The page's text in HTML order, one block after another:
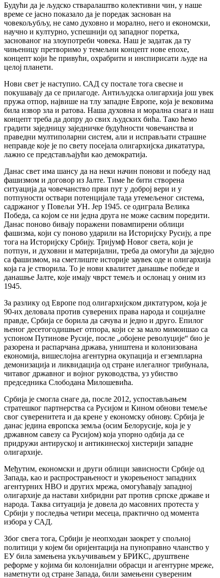
Будући да је људско стваралаштво колективни чин, у наше
време се јасно показало да је поредак заснован на
човекољубљу, не само духовно и морално, него и економски,
научно и културно, успешнији од западног поретка,
заснованог на злоупотреби човека. Наш је задатак да ту
чињеницу претворимо у темељни концепт нове епохе,
концепт који ће привући, охрабрити и инспирисати људе на
целој планети.
Нови свет је наступио. САД су постале тога свесне и
покушавају да се прилагоде. Антиљудска олигархија још увек
пружа отпор, највише на тлу западне Европе, која је вековима
била извор зла и ратова. Наша духовна и морална снага и наш
концепт треба да допру до свих људских бића. Тако ћемо
градити заједницу заједничке будућности човечанства и
праведни мултиполарни систем, али и исправљати страшне
неправде које је по свету посејала олигархијска дикататура,
лажно се представљајући као демократија.
Данас свет има шансу да на неки начин понови и победу над
фашизмом и договор из Јалте. Тиме ће бити створена
ситуација да човечанство први пут у доброј вери и у
потпуности оствари потенцијале тада утемељеног система,
садржаног у Повељи УН. Јер 1945. се одиграла Велика
Победа, са којом се ни једна друга не може сасвим поредити.
Данас поново бивају поражени повампирени облици
фашизма, који су поново ударили на Историјску Русију, а пре
тога на Историјску Србију. Тријумф Новог света, који је
потпун, и духовни и материјални, треба да омогући да заједно
са фашизмом, на сметлиште историје заувек оде и олигархија
која га је створила. То је нови квалитет данашње победе и
данашње Јалте, које имају чврст темељ и ослонац у оним из
1945.
За разлику од Европе под олигархијском диктатуром, која је
90-их деловала против суверених права народа и социјалне
правде, Србија се борила да сачува и једно и друго. Епилог
њеног десетогодишњег отпора, који се за мало мимоишао са
успоном Путинове Русије, после „обојене револуције“ био је
разорена и распарчана држава, уништена и колонизована
економија, вишеслојна агентурна окупација и егземпларна
демонизација и ликвидација од стране илегалног трибунала,
читавог државног и војног руководства, уз убиство
председника Слободана Милошевића.
Србија је смогла снаге да, после 2012, успостављањем
стратешког партнерства са Русијом и Кином обнови темеље
свог суверенитета и да крене у економску обнову. Србија је
данас једина европска земља (осим Белорусије, која је у
државном савезу са Русијом) која упорно одбија да се
придружи антируској и антикинеској хистерији западне
олигархије.
Међутим, економски и други облици зависности Србије од
Запада, као и распрострањеност и укорењеност западних
агентурних НВО и других мрежа, омогућавају западној
олигархије да настави хибридни рат против српске државе и
народа. Таква ситуација је довела до масовних протеста у
Србији у последња четири месеца, практично од момента
избора у САД.
Због свега тога, Србији је неопходан заокрет у спољној
политици у којем би оријентација на пуноправно чланство у
ЕУ била замењена укључивањем у БРИКС, друштвене
реформе у којима би колонијални обрасци и агентурне мреже,
наметнути од стране Запада, били замењени сувереним